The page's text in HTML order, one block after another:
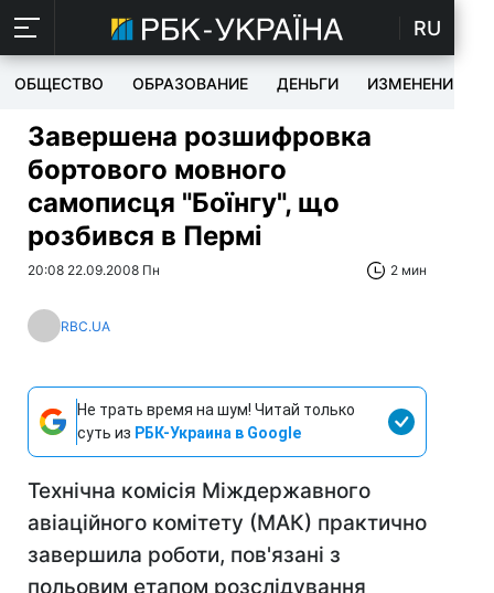
RU
ОБЩЕСТВО ОБРАЗОВАНИЕ ДЕНЬГИ ИЗМЕНЕНИЯ
Завершена розшифровка
бортового мовного
самописця "Боїнгу", що
розбився в Пермі
20:08 22.09.2008 Пн 2 мин
RBC.UA
Не трать время на шум! Читай только
суть из РБК-Украина в Google
Технічна комісія Міждержавного
авіаційного комітету (МАК) практично
завершила роботи, пов'язані з
польовим етапом розслідування